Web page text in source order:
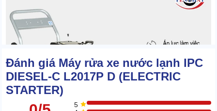
Đánh giá Máy rửa xe nước lạnh IPC
DIESEL-C L2017P D (ELECTRIC
STARTER)
5